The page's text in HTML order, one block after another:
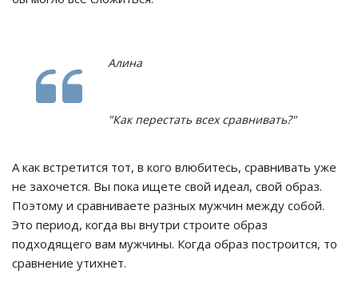
Алина
"Как перестать всех сравнивать?"
А как встретится тот, в кого влюбитесь, сравнивать уже
не захочется. Вы пока ищете свой идеал, свой образ.
Поэтому и сравниваете разных мужчин между собой.
Это период, когда вы внутри строите образ
подходящего вам мужчины. Когда образ построится, то
сравнение утихнет.